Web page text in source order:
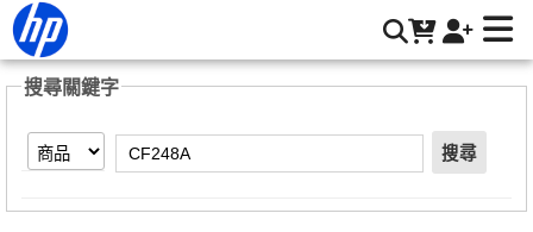
【CF248A】搜尋結果 | HP® 惠普台灣原廠購物網
搜尋關鍵字
搜尋